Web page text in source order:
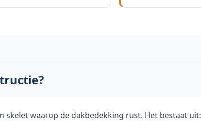
skelet waarop de dakbedekking rust. Het bestaat uit: